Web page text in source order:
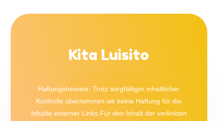
Kita Luisito
Haftungshinweis: Trotz sorgfältiger inhaltlicher
Kontrolle übernehmen wir keine Haftung für die
Inhalte externer Links.Für den Inhalt der verlinkten